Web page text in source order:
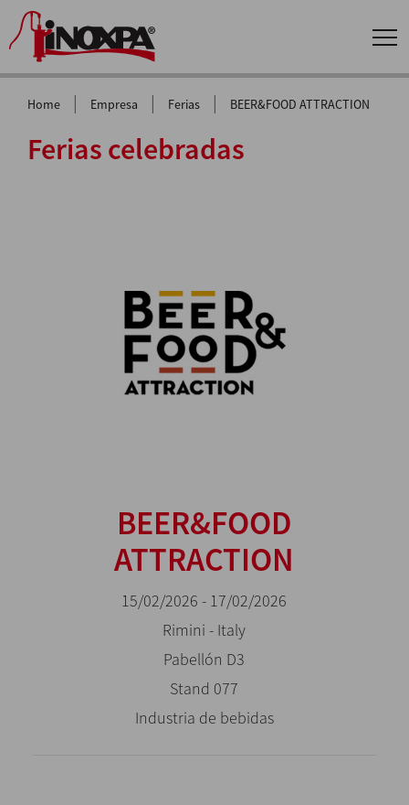
Home | Empresa | Ferias | BEER&FOOD ATTRACTION
Ferias celebradas
BEER&FOOD
ATTRACTION
15/02/2026 - 17/02/2026
Rimini - Italy
Pabellón D3
Stand 077
Industria de bebidas